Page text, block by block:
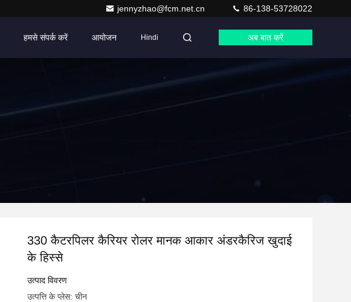
jennyzhao@fcm.net.cn 86-138-53728022
हमसे संपर्क करें आयोजन Hindi अब बात करें
330 कैटरपिलर कैरियर रोलर मानक आकार अंडरकैरिज खुदाई
के हिस्से
उत्पाद विवरण
उत्पत्ति के प्लेस: चीन